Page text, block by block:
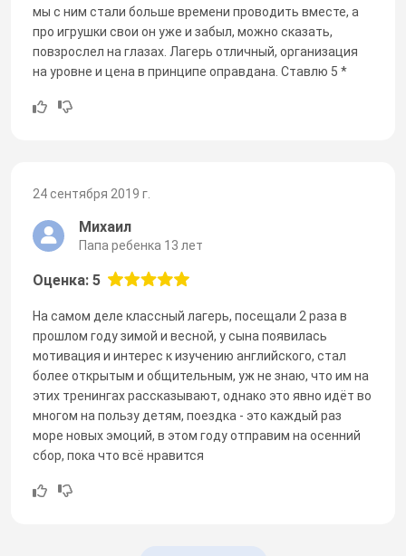
мы с ним стали больше времени проводить вместе, а
про игрушки свои он уже и забыл, можно сказать,
повзрослел на глазах. Лагерь отличный, организация
на уровне и цена в принципе оправдана. Ставлю 5 *
24 сентября 2019 г.
Михаил
Папа ребенка 13 лет
Оценка: 5
На самом деле классный лагерь, посещали 2 раза в
прошлом году зимой и весной, у сына появилась
мотивация и интерес к изучению английского, стал
более открытым и общительным, уж не знаю, что им на
этих тренингах рассказывают, однако это явно идёт во
многом на пользу детям, поездка - это каждый раз
море новых эмоций, в этом году отправим на осенний
сбор, пока что всё нравится